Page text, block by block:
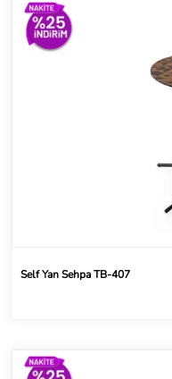
Self Yan Sehpa TB-407